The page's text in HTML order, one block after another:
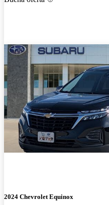
2024 Chevrolet Equinox